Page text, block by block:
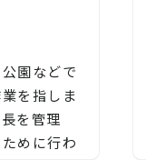
園などで
を指しま
を管理
めに行わ